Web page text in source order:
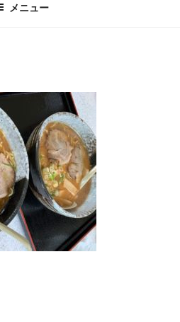
メニュー